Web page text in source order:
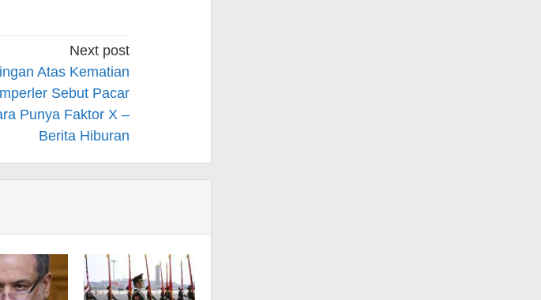
Next post
Atas Kematian
Sebut Pacar
Punya Faktor X –
Berita Hiburan